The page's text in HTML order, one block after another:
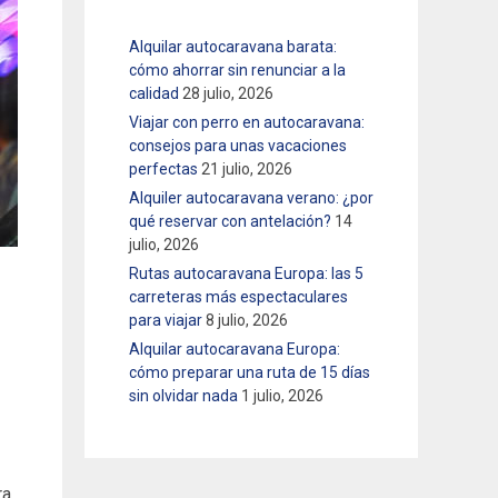
Alquilar autocaravana barata:
cómo ahorrar sin renunciar a la
calidad 28 julio, 2026
Viajar con perro en autocaravana:
consejos para unas vacaciones
perfectas 21 julio, 2026
Alquiler autocaravana verano: ¿por
qué reservar con antelación? 14
julio, 2026
Rutas autocaravana Europa: las 5
carreteras más espectaculares
para viajar8 julio, 2026
Alquilar autocaravana Europa:
cómo preparar una ruta de 15 días
sin olvidar nada 1 julio, 2026